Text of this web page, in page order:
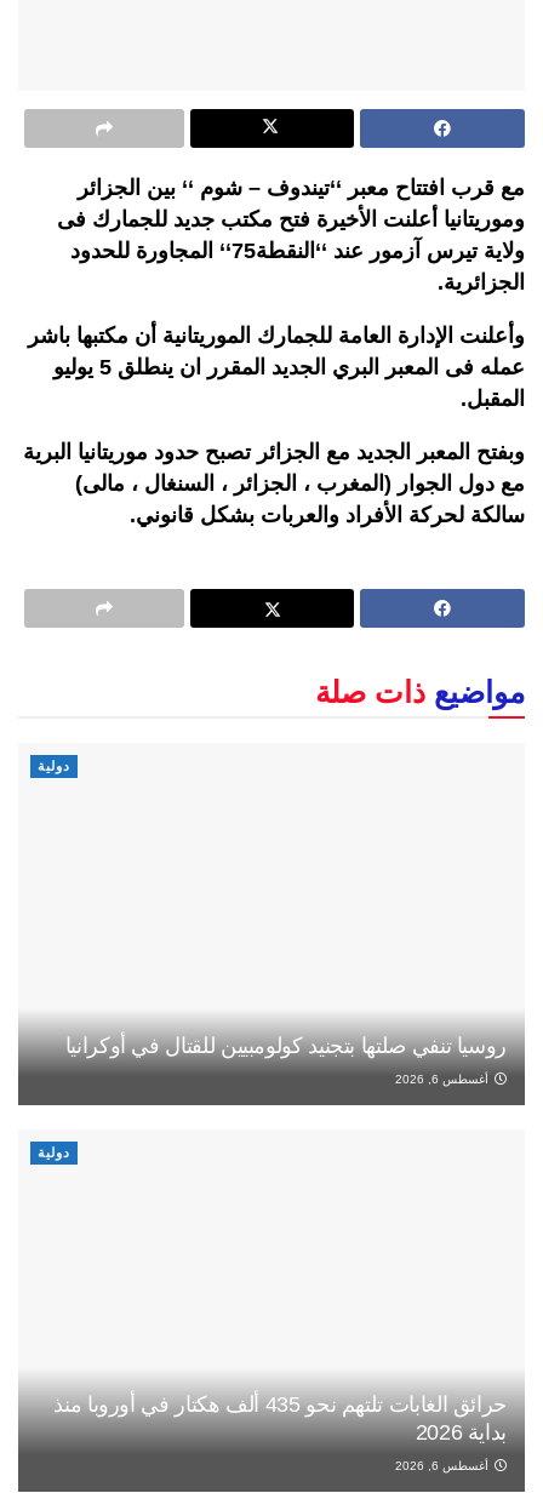
مع قرب افتتاح معبر ‘‘تيندوف – شوم ‘‘ بين الجزائر
وموريتانيا أعلنت الأخيرة فتح مكتب جديد للجمارك فى
ولاية تيرس آزمور عند ‘‘النقطة75‘‘ المجاورة للحدود
الجزائرية.
وأعلنت الإدارة العامة للجمارك الموريتانية أن مكتبها باشر
عمله فى المعبر البري الجديد المقرر ان ينطلق 5 يوليو
المقبل.
وبفتح المعبر الجديد مع الجزائر تصبح حدود موريتانيا البرية
مع دول الجوار (المغرب ، الجزائر ، السنغال ، مالى)
سالكة لحركة الأفراد والعربات بشكل قانوني.
مواضيع ذات صلة
دولية
روسيا تنفي صلتها بتجنيد كولومبيين للقتال في أوكرانيا
أغسطس 6, 2026
دولية
حرائق الغابات تلتهم نحو 435 ألف هكتار في أوروبا منذ
بداية 2026
أغسطس 6, 2026